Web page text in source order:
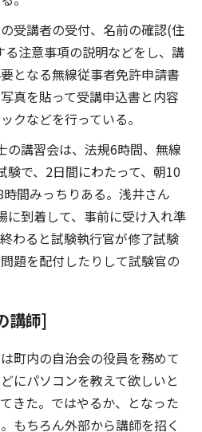
受講者の受付、名前の確認(住
注意事項の説明などをし、講
となる無線従事者免許申請書
真を貼って受講申込書と内容
クなどを行っている。
の講習会は、法規6時間、無線
験で、2日間にわたって、朝10
間みっちりある。浅井さん
に到着して、事前に受け入れ準
わると試験執行官が修了試験
題を配付したりして試験官の
講師]
町内の自治会の役員を務めて
にパソコンを教えて欲しいと
きた。ではやるか、となった
もちろん外部から講師を招く